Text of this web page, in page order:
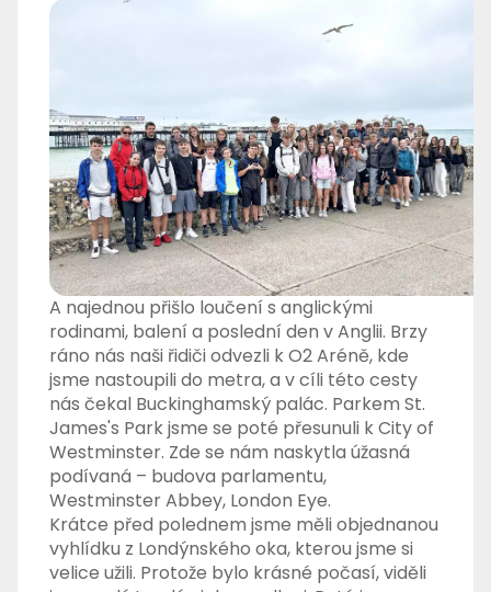
A najednou přišlo loučení s anglickými
rodinami, balení a poslední den v Anglii. Brzy
ráno nás naši řidiči odvezli k O2 Aréně, kde
jsme nastoupili do metra, a v cíli této cesty
nás čekal Buckinghamský palác. Parkem St.
James's Park jsme se poté přesunuli k City of
Westminster. Zde se nám naskytla úžasná
podívaná – budova parlamentu,
Westminster Abbey, London Eye.
Krátce před polednem jsme měli objednanou
vyhlídku z Londýnského oka, kterou jsme si
velice užili. Protože bylo krásné počasí, viděli